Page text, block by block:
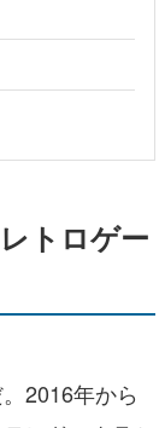
トロゲー
2016年から